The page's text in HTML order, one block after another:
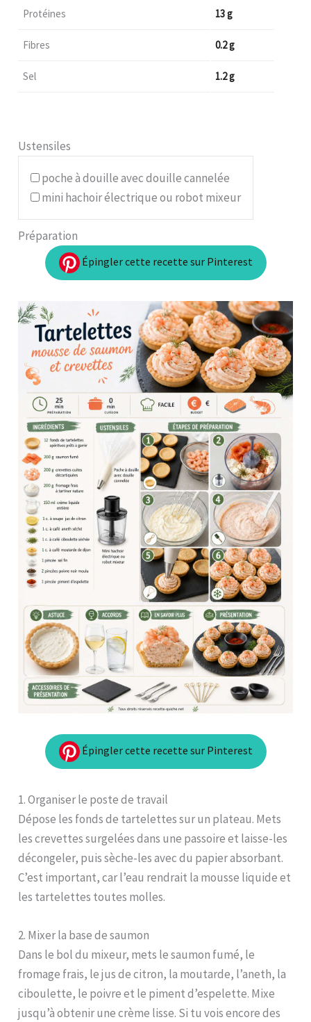
Protéines 13 g
Fibres 0.2 g
Sel 1.2 g
Ustensiles
poche à douille avec douille cannelée
mini hachoir électrique ou robot mixeur
Préparation
Épingler cette recette sur Pinterest
Épingler cette recette sur Pinterest
1. Organiser le poste de travail
Dépose les fonds de tartelettes sur un plateau. Mets
les crevettes surgelées dans une passoire et laisse-les
décongeler, puis sèche-les avec du papier absorbant.
C’est important, car l’eau rendrait la mousse liquide et
les tartelettes toutes molles.
2. Mixer la base de saumon
Dans le bol du mixeur, mets le saumon fumé, le
fromage frais, le jus de citron, la moutarde, l’aneth, la
ciboulette, le poivre et le piment d’espelette. Mixe
jusqu’à obtenir une crème lisse. Si tu vois encore des